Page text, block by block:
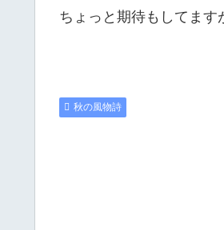
ちょっと期待もしてます
秋の風物詩